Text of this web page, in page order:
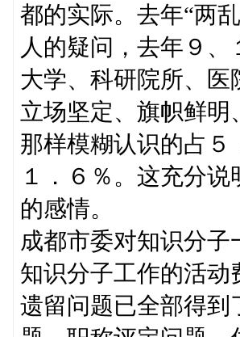
都的实际。去年“两
人的疑问，去年９
大学、科研院所、医
立场坚定、旗帜鲜
那样模糊认识的占
１．６％。这充分
的感情。
成都市委对知识分
知识分子工作的活
遗留问题已全部得到